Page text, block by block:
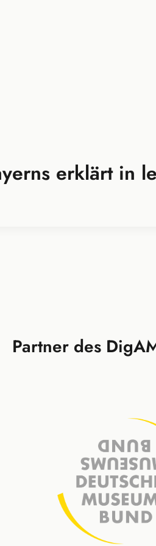
erklärt in
Partner des